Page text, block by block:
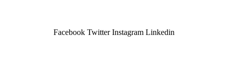
Facebook Twitter Instagram Linkedin